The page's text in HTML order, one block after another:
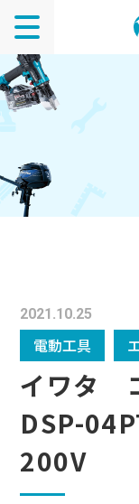
2021.10.25
電動工具
イワタ
DSP-
200V